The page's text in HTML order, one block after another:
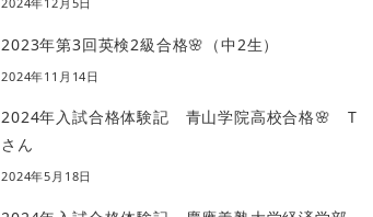
2023年第3回英検2級合格🌸（中2生）
2024年11月14日
2024年入試合格体験記 青山学院高校合格🌸 T
さん
2024年5月18日